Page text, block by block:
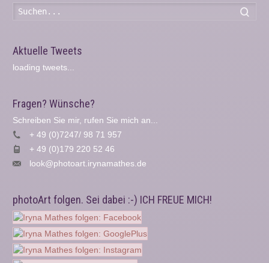
Aktuelle Tweets
loading tweets...
Fragen? Wünsche?
Schreiben Sie mir, rufen Sie mich an...
+ 49 (0)7247/ 98 71 957
+ 49 (0)179 220 52 46
look@photoart.irynamathes.de
photoArt folgen. Sei dabei :-) ICH FREUE MICH!